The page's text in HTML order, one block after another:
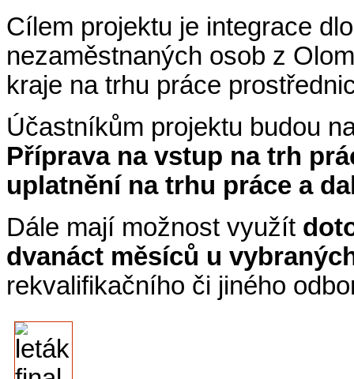
Cílem projektu je integrace
nezaměstnaných osob z
kraje na trhu práce
Účastníkům projektu budou
Příprava na vstup na trh
uplatnění na trhu práce a
Dále mají možnost využít
dvanáct měsíců u
rekvalifikačního či jiného